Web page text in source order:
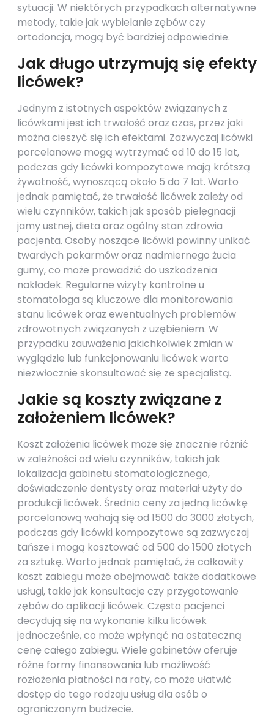
sytuacji. W niektórych przypadkach alternatywne
metody, takie jak wybielanie zębów czy
ortodoncja, mogą być bardziej odpowiednie.
Jak długo utrzymują się efekty
licówek?
Jednym z istotnych aspektów związanych z
licówkami jest ich trwałość oraz czas, przez jaki
można cieszyć się ich efektami. Zazwyczaj licówki
porcelanowe mogą wytrzymać od 10 do 15 lat,
podczas gdy licówki kompozytowe mają krótszą
żywotność, wynoszącą około 5 do 7 lat. Warto
jednak pamiętać, że trwałość licówek zależy od
wielu czynników, takich jak sposób pielęgnacji
jamy ustnej, dieta oraz ogólny stan zdrowia
pacjenta. Osoby noszące licówki powinny unikać
twardych pokarmów oraz nadmiernego żucia
gumy, co może prowadzić do uszkodzenia
nakładek. Regularne wizyty kontrolne u
stomatologa są kluczowe dla monitorowania
stanu licówek oraz ewentualnych problemów
zdrowotnych związanych z uzębieniem. W
przypadku zauważenia jakichkolwiek zmian w
wyglądzie lub funkcjonowaniu licówek warto
niezwłocznie skonsultować się ze specjalistą.
Jakie są koszty związane z
założeniem licówek?
Koszt założenia licówek może się znacznie różnić
w zależności od wielu czynników, takich jak
lokalizacja gabinetu stomatologicznego,
doświadczenie dentysty oraz materiał użyty do
produkcji licówek. Średnio ceny za jedną licówkę
porcelanową wahają się od 1500 do 3000 złotych,
podczas gdy licówki kompozytowe są zazwyczaj
tańsze i mogą kosztować od 500 do 1500 złotych
za sztukę. Warto jednak pamiętać, że całkowity
koszt zabiegu może obejmować także dodatkowe
usługi, takie jak konsultacje czy przygotowanie
zębów do aplikacji licówek. Często pacjenci
decydują się na wykonanie kilku licówek
jednocześnie, co może wpłynąć na ostateczną
cenę całego zabiegu. Wiele gabinetów oferuje
różne formy finansowania lub możliwość
rozłożenia płatności na raty, co może ułatwić
dostęp do tego rodzaju usług dla osób o
ograniczonym budżecie.